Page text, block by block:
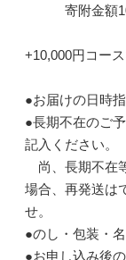
寄附金額
+10,000円コー
●お届けの日時
●長期不在のご
記入ください。
尚、長期不在
場合、再発送は
せ。
●のし・包装・
●お申し込み後